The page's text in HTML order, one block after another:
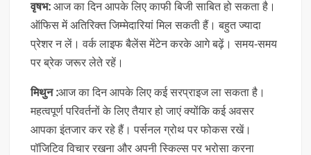
वृषभ:आज का दिन आपके लिए काफी बिजी साबित हो सकता है।
ऑफिस में अतिरिक्त जिम्मेदारियां मिल सकती हैं। बहुत ज्यादा
प्रेशर न लें। वर्क लाइफ बैलेंस मेंटेन करके आगे बढ़ें। समय-समय
पर ब्रेक जरूर लेते रहें।
मिथुन :आज का दिन आपके लिए कई सरप्राइज ला सकता है।
महत्वपूर्ण परिवर्तनों के लिए तैयार हो जाएं क्योंकि कई अवसर
आपका इंतजार कर रहे हैं। पर्सनल ग्रोथ पर फोकस रखें।
पॉजिटिव विचार रखना और अपनी स्किल्स पर भरोसा करना